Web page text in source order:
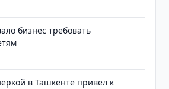
бизнес требовать
в Ташкенте привел к